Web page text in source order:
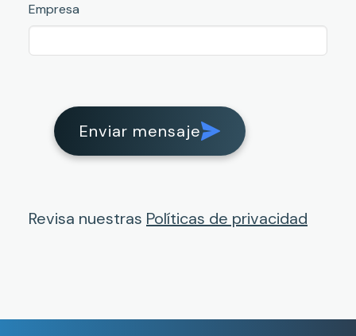
Empresa
Enviar mensaje
Revisa nuestras Políticas de privacidad